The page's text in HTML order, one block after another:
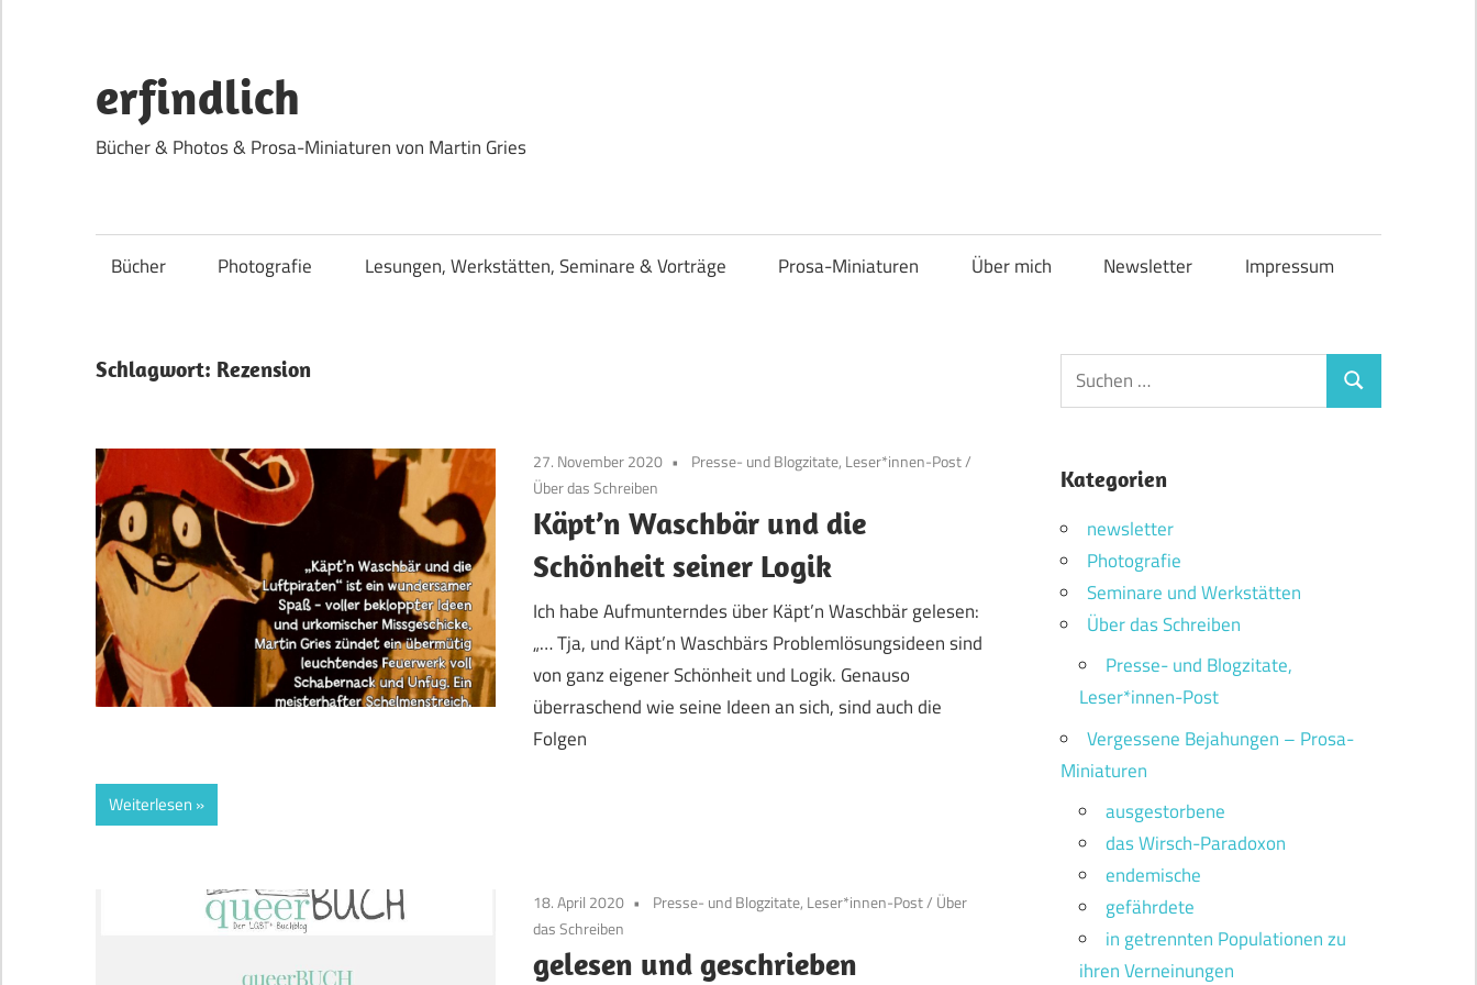
springen
erfindlich
Bücher & Photos & Prosa-Miniaturen von Martin Gries
Bücher Photografie Lesungen, Werkstätten, Seminare & Vorträge Prosa-Miniaturen Über mich Newsletter Impressum
Schlagwort: Rezension
27. November 2020 Presse- und Blogzitate, Leser*innen-Post/
Über das Schreiben
Käpt’n Waschbär und die
Schönheit seiner Logik
Ich habe Aufmunterndes über Käpt’n Waschbär gelesen:
„… Tja, und Käpt’n Waschbärs Problemlösungsideen sind
von ganz eigener Schönheit und Logik. Genauso
überraschend wie seine Ideen an sich, sind auch die
Folgen
Weiterlesen
18. April 2020 Presse- und Blogzitate, Leser*innen-Post/ Über
das Schreiben
gelesen und geschrieben
Suchen
nach:
Suchen
Kategorien
newsletter
Photografie
Seminare und Werkstätten
Über das Schreiben
Presse- und Blogzitate,
Leser*innen-Post
Vergessene Bejahungen – Prosa-
Miniaturen
ausgestorbene
das Wirsch-Paradoxon
endemische
gefährdete
in getrennten Populationen zu
ihren Verneinungen